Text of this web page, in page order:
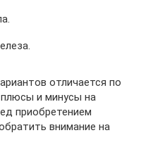
отличается по
и минусы на
приобретением
внимание на